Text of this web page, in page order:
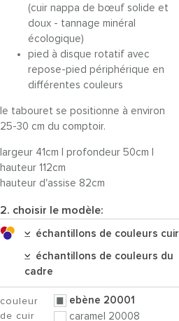
(cuir nappa de bœuf solide et
doux - tannage minéral
écologique)
pied à disque rotatif avec
repose-pied périphérique en
différentes couleurs
le tabouret se positionne à environ
25-30 cm du comptoir.
largeur 41cm | profondeur 50cm |
hauteur 112cm
hauteur d'assise 82cm
2. choisir le modèle:
échantillons de couleurs cuir
échantillons de couleurs du
cadre
couleur
de cuir
ebène 20001
caramel 20008